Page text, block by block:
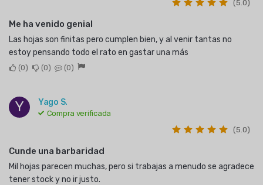
(5.0)
Me ha venido genial
Las hojas son finitas pero cumplen bien, y al venir tantas no
estoy pensando todo el rato en gastar una más
0 0 0
Y Yago S.
Compra verificada
(5.0)
Cunde una barbaridad
Mil hojas parecen muchas, pero si trabajas a menudo se agradece
tener stock y no ir justo.